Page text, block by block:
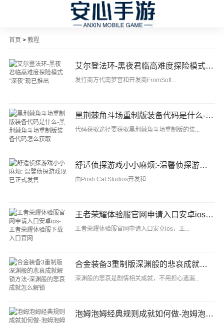
首页 > 教程
艾尔登法环-黑夜君临高难度探险模式“深夜”现已推出
发行商万代南梦宫和开发商FromSoft...
黑荆棘角斗场重制版装备代码是什么-黑荆棘角斗场重制版装备代码怎么获取
代码获取途径要获取黑荆棘角斗场重制版的装...
舒适侦探游戏小小麻烦:-温馨侦探游戏现已正式发售
由Posh Cat Studios开发和...
王者荣耀体验服官网申请入口安卓ios-王者荣耀体验服下载入口官网
王者荣耀体验服官网申请入口安卓ios，王...
合金装备3重制版深渊般的悲哀成就解锁方法-深渊般的悲哀成就怎么解锁
深渊般的悲哀是剧情相关成就，不用担心遗漏...
泡姆泡姆经典规则成就如何做-泡姆泡姆经典规则成就的做法